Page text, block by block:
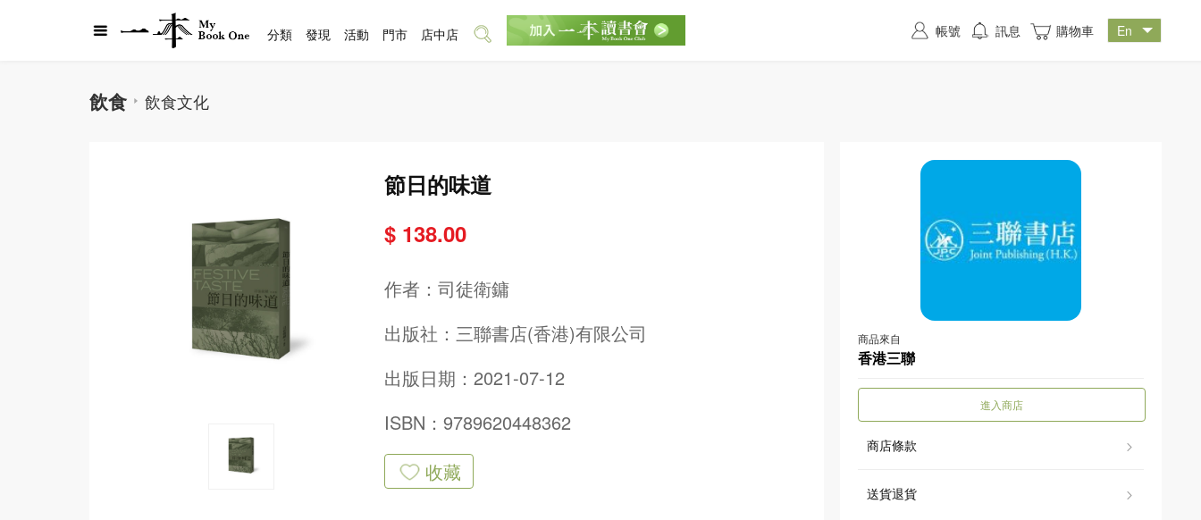
飲食 飲食文化
節日的味道
$ 138.00
作者： 司徒衛鏞
出版社： 三聯書店(香港)有限公司
出版日期：2021-07-12
ISBN：9789620448362
收藏
商品來自
香港三聯
進入商店
商店條款
送貨退貨
分類 發現 活動 門市 店中店 帳號 訊息 購物車